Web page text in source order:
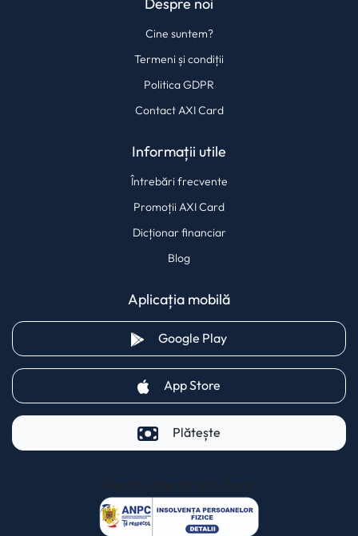
Despre noi
Cine suntem?
Termeni și condiții
Politica GDPR
Contact AXI Card
Informații utile
Întrebări frecvente
Promoții AXI Card
Dicționar financiar
Blog
Aplicația mobilă
Google Play(opens in a new tab)
App Store
Plătește
Pentru clienții AXI Card
(opens in a new